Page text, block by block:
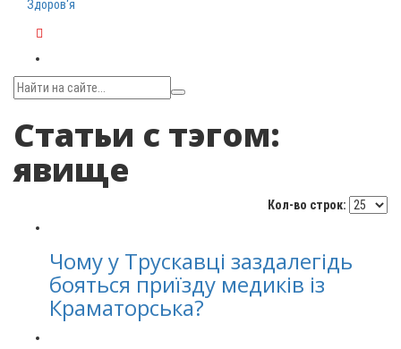
Здоров‘я
Статьи с тэгом:
явище
Кол-во строк:
Чому у Трускавці заздалегідь
бояться приїзду медиків із
Краматорська?